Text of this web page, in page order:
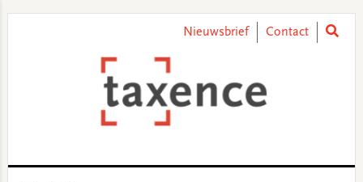
Nieuwsbrief Contact